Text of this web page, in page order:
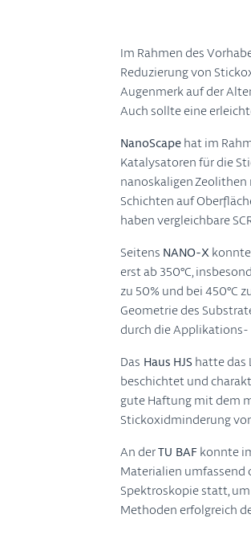
Im Rahmen des
Reduzierung von
Augenmerk auf der
Auch sollte eine
NanoScapehat im
Katalysatoren für die
nanoskaligen
Schichten auf
haben vergleichbare
Seitens NANO-X
erst ab 350°C,
zu 50% und bei 450°C
Geometrie des
durch die Applikations-
Das Haus HJS hatte das
beschichtet und
gute Haftung mit dem
Stickoxidminderung
An derTU BAF konnte
Materialien umfassend
Spektroskopie statt,
Methoden erfolgreich